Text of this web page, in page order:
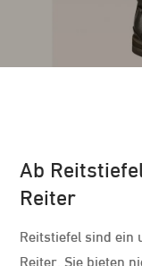
Ab
Reiter
Reitstiefel sind ein
Reiter. Sie bieten